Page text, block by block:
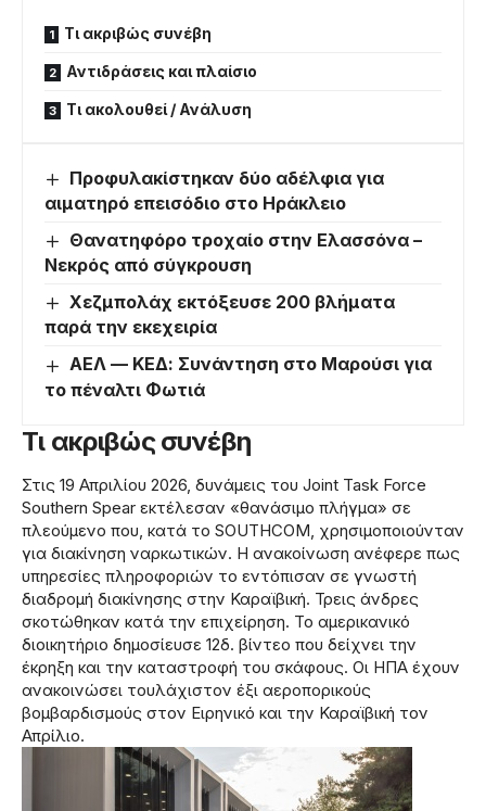
Τι ακριβώς συνέβη
Αντιδράσεις και πλαίσιο
Τι ακολουθεί / Ανάλυση
Προφυλακίστηκαν δύο αδέλφια για
αιματηρό επεισόδιο στο Ηράκλειο
Θανατηφόρο τροχαίο στην Ελασσόνα –
Νεκρός από σύγκρουση
Χεζμπολάχ εκτόξευσε 200 βλήματα
παρά την εκεχειρία
ΑΕΛ — ΚΕΔ: Συνάντηση στο Μαρούσι για
το πέναλτι Φωτιά
Τι ακριβώς συνέβη
Στις 19 Απριλίου 2026, δυνάμεις του Joint Task Force
Southern Spear εκτέλεσαν «θανάσιμο πλήγμα» σε
πλεούμενο που, κατά το SOUTHCOM, χρησιμοποιούνταν
για διακίνηση ναρκωτικών. Η ανακοίνωση ανέφερε πως
υπηρεσίες πληροφοριών το εντόπισαν σε γνωστή
διαδρομή διακίνησης στην Καραϊβική. Τρεις άνδρες
σκοτώθηκαν κατά την επιχείρηση. Το αμερικανικό
διοικητήριο δημοσίευσε 12δ. βίντεο που δείχνει την
έκρηξη και την καταστροφή του σκάφους. Οι ΗΠΑ έχουν
ανακοινώσει τουλάχιστον έξι αεροπορικούς
βομβαρδισμούς στον Ειρηνικό και την Καραϊβική τον
Απρίλιο.